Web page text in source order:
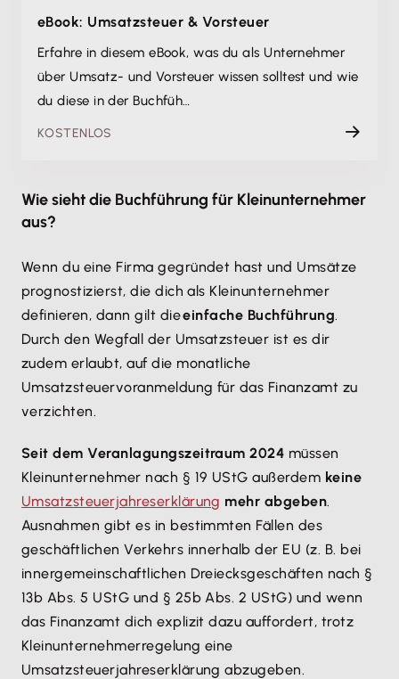
eBook: Umsatzsteuer & Vorsteuer
Erfahre in diesem eBook, was du als Unternehmer
über Umsatz- und Vorsteuer wissen solltest und wie
du diese in der Buchfüh…
KOSTENLOS
Wie sieht die Buchführung für Kleinunternehmer
aus?
Wenn du eine Firma gegründet hast und Umsätze
prognostizierst, die dich als Kleinunternehmer
definieren, dann gilt dieeinfache Buchführung.
Durch den Wegfall der Umsatzsteuer ist es dir
zudem erlaubt, auf die monatliche
Umsatzsteuervoranmeldung für das Finanzamt zu
verzichten.
Seit dem Veranlagungszeitraum 2024 müssen
Kleinunternehmer nach § 19 UStG außerdem keine
Umsatzsteuerjahreserklärung mehr abgeben.
Ausnahmen gibt es in bestimmten Fällen des
geschäftlichen Verkehrs innerhalb der EU (z. B. bei
innergemeinschaftlichen Dreiecksgeschäften nach §
13b Abs. 5 UStG und § 25b Abs. 2 UStG) und wenn
das Finanzamt dich explizit dazu auffordert, trotz
Kleinunternehmerregelung eine
Umsatzsteuerjahreserklärung abzugeben.